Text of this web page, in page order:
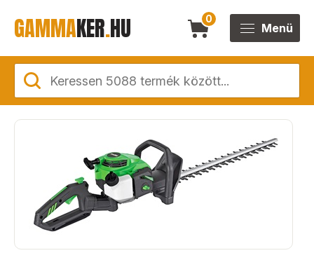
GAMMAKER.HU 0
Menü